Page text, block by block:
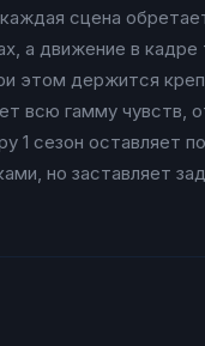
сцена
а движение в
этом держится
всю гамму
1 сезон
но заставляет